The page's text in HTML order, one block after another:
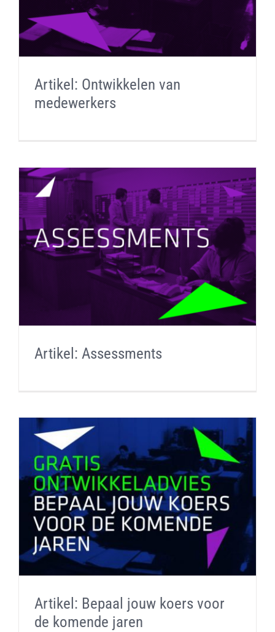
Artikel: Ontwikkelen van
medewerkers
Artikel: Assessments
Artikel: Bepaal jouw koers voor
de komende jaren